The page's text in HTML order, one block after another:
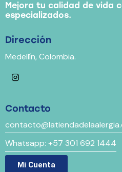
Mejora tu calidad de vida
especializados.
Dirección
Medellín, Colombia.
Contacto
Whatsapp: +57 301 692 1444
Mi Cuenta